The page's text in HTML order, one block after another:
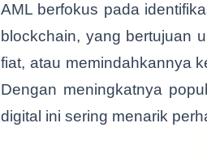
AML berfokus pada
blockchain, yang bertujuan
fiat, atau memindahkannya
Dengan meningkatnya
digital ini sering menarik